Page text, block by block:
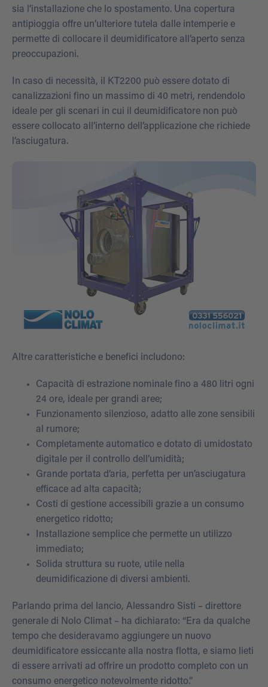
sia l’installazione che lo spostamento. Una copertura
antipioggia offre un’ulteriore tutela dalle intemperie e
permette di collocare il deumidificatore all’aperto senza
preoccupazioni.
In caso di necessità, il KT2200 può essere dotato di
canalizzazioni fino un massimo di 40 metri, rendendolo
ideale per gli scenari in cui il deumidificatore non può
essere collocato all’interno dell’applicazione che richiede
l’asciugatura.
Altre caratteristiche e benefici includono:
Capacità di estrazione nominale fino a 480 litri ogni
24 ore, ideale per grandi aree;
Funzionamento silenzioso, adatto alle zone sensibili
al rumore;
Completamente automatico e dotato di umidostato
digitale per il controllo dell’umidità;
Grande portata d’aria, perfetta per un’asciugatura
efficace ad alta capacità;
Costi di gestione accessibili grazie a un consumo
energetico ridotto;
Installazione semplice che permette un utilizzo
immediato;
Solida struttura su ruote, utile nella
deumidificazione di diversi ambienti.
Parlando prima del lancio, Alessandro Sisti – direttore
generale di Nolo Climat – ha dichiarato: “Era da qualche
tempo che desideravamo aggiungere un nuovo
deumidificatore essiccante alla nostra flotta, e siamo lieti
di essere arrivati ad offrire un prodotto completo con un
consumo energetico notevolmente ridotto.”